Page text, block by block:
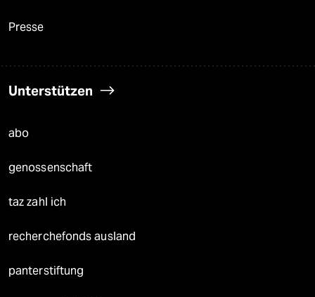
Presse
Unterstützen
abo
genossenschaft
taz zahl ich
recherchefonds ausland
panterstiftung